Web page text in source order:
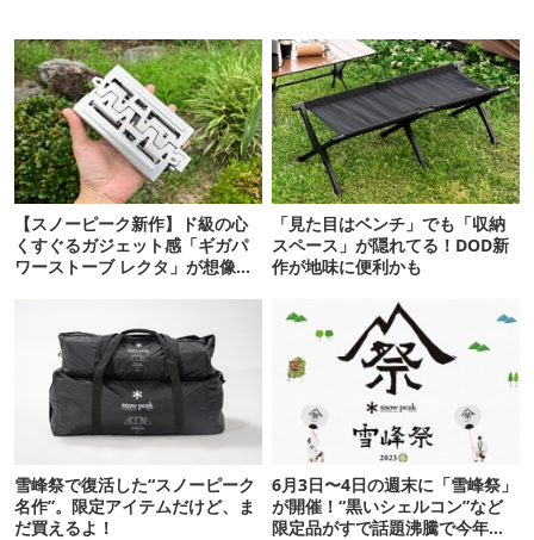
【スノーピーク新作】ド級の心
くすぐるガジェット感「ギガパ
ワーストーブ レクタ」が想像の
「見た目はベンチ」でも「収納
スペース」が隠れてる！DOD新
作が地味に便利かも
雪峰祭で復活した“スノーピーク
名作”。限定アイテムだけど、ま
だ買えるよ！
6月3日〜4日の週末に「雪峰祭」
が開催！“黒いシェルコン”など
限定品がすで話題沸騰で今年も